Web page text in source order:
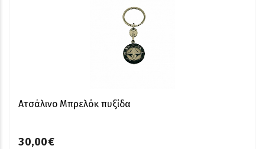
Ατσάλινο Μπρελόκ πυξίδα
30,00€